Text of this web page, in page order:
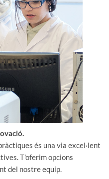
és una via excel·lent
T'oferim opcions
del nostre equip.